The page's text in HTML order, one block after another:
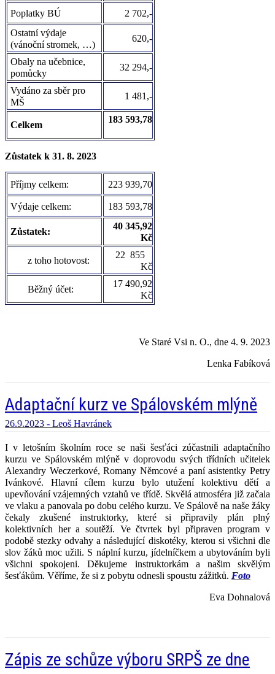
Poplatky BÚ
2 702,-
Ostatní výdaje
(vánoční stromek, …)
620,-
Obaly na učebnice,
pomůcky
32 294,-
Vydáno za sběr pro
MŠ
1 481,-
Celkem
183 593,78
Zůstatek k 31. 8. 2023
Příjmy celkem: 223 939,70
Výdaje celkem: 183 593,78
Zůstatek:
40 345,92
Kč
z toho hotovost:
22 855
Kč
Běžný účet:
17 490,92
Kč
Ve Staré Vsi n. O., dne 4. 9. 2023
Lenka Fabíková
Adaptační kurz ve Spálovském mlýně
26.9.2023 - Leoš Havránek
I v letošním školním roce se naši šesťáci zúčastnili adaptačního
kurzu ve Spálovském mlýně v doprovodu svých třídních učitelek
Alexandry Weczerkové, Romany Němcové a paní asistentky Petry
Ivánkové. Hlavní cílem kurzu bylo utužení kolektivu dětí a
upevňování vzájemných vztahů ve třídě. Skvělá atmosféra již začala
ve vlaku a panovala po dobu celého kurzu. Ve Spálově na naše žáky
čekaly zkušené instruktorky, které si připravily plán plný
kolektivních her a soutěží. Ve čtvrtek byl připraven program v
podobě stezky odvahy a následující diskotéky, kterou si všichni dle
slov žáků moc užili. S náplní kurzu, jídelníčkem a ubytováním byli
všichni spokojeni. Děkujeme instruktorkám a našim skvělým
šesťákům. Věříme, že si z pobytu odnesli spoustu zážitků. Foto
Eva Dohnalová
Zápis ze schůze výboru SRPŠ ze dne